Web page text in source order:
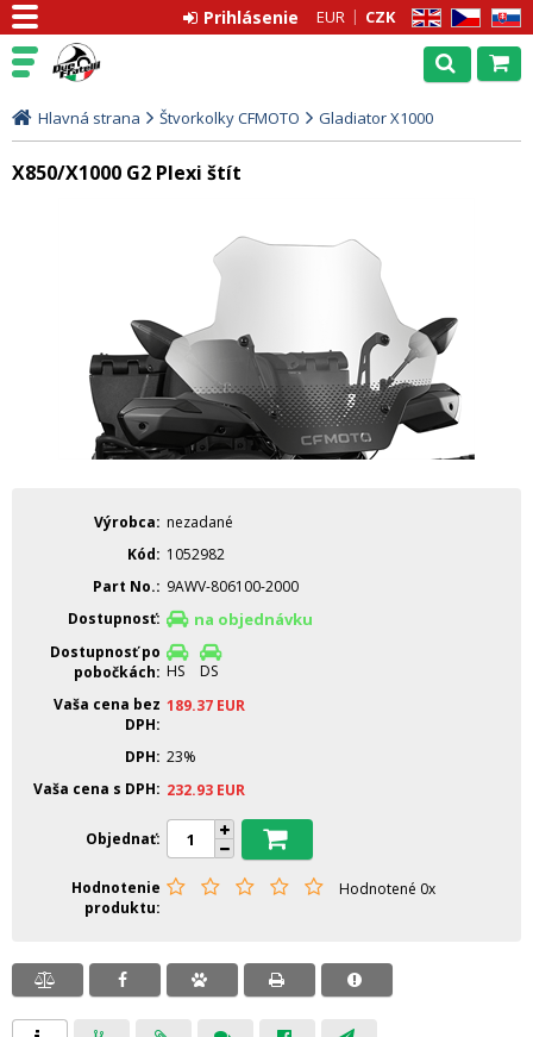
EN CZ SK
EUR CZK
Prihlásenie
Hlavná strana Štvorkolky CFMOTO Gladiator X1000
X850/X1000 G2 Plexi štít
Výrobca
nezadané
Kód
1052982
Part No.
9AWV-806100-2000
Dostupnosť
na objednávku
Dostupnosť po
pobočkách
HS
DS
Vaša cena bez
DPH
189.37 EUR
DPH 23%
Vaša cena s DPH
232.93 EUR
Objednať
Hodnotenie
produktu
Hodnotené 0x